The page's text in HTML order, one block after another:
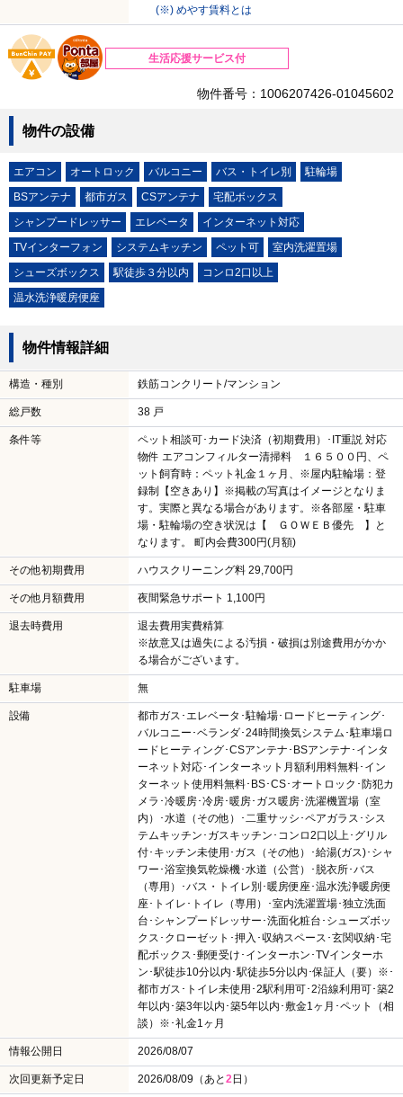
(※) めやす賃料とは
生活応援サービス付
物件番号：1006207426-01045602
物件の設備
エアコン オートロック バルコニー バス・トイレ別
駐輪場
BSアンテナ
都市ガス CSアンテナ
宅配ボックス
シャンプードレッサー
エレベータ
インターネット対応
TVインターフォン
システムキッチン ペット可
室内洗濯置場
シューズボックス
駅徒歩３分以内
コンロ2口以上
温水洗浄暖房便座
物件情報詳細
構造・種別 鉄筋コンクリート/マンション
総戸数 38 戸
条件等
ペット相談可･カード決済（初期費用）･IT重説 対応
物件 エアコンフィルター清掃料 １６５００円、ペ
ット飼育時：ペット礼金１ヶ月、※屋内駐輪場：登
録制【空きあり】※掲載の写真はイメージとなりま
す。実際と異なる場合があります。※各部屋・駐車
場・駐輪場の空き状況は【 ＧＯＷＥＢ優先 】と
なります。 町内会費300円(月額)
その他初期費用 ハウスクリーニング料 29,700円
その他月額費用 夜間緊急サポート 1,100円
退去時費用
退去費用実費精算
※故意又は過失による汚損・破損は別途費用がかか
る場合がございます。
駐車場 無
設備
都市ガス･エレベータ･駐輪場･ロードヒーティング･
バルコニー･ベランダ･24時間換気システム･駐車場ロ
ードヒーティング･CSアンテナ･BSアンテナ･インタ
ーネット対応･インターネット月額利用料無料･イン
ターネット使用料無料･BS･CS･オートロック･防犯カ
メラ･冷暖房･冷房･暖房･ガス暖房･洗濯機置場（室
内）･水道（その他）･二重サッシ･ペアガラス･シス
テムキッチン･ガスキッチン･コンロ2口以上･グリル
付･キッチン未使用･ガス（その他）･給湯(ガス)･シャ
ワー･浴室換気乾燥機･水道（公営）･脱衣所･バス
（専用）･バス・トイレ別･暖房便座･温水洗浄暖房便
座･トイレ･トイレ（専用）･室内洗濯置場･独立洗面
台･シャンプードレッサー･洗面化粧台･シューズボッ
クス･クローゼット･押入･収納スペース･玄関収納･宅
配ボックス･郵便受け･インターホン･TVインターホ
ン･駅徒歩10分以内･駅徒歩5分以内･保証人（要）※･
都市ガス･トイレ未使用･2駅利用可･2沿線利用可･築2
年以内･築3年以内･築5年以内･敷金1ヶ月･ペット（相
談）※･礼金1ヶ月
情報公開日 2026/08/07
次回更新予定日 2026/08/09（あと2日）